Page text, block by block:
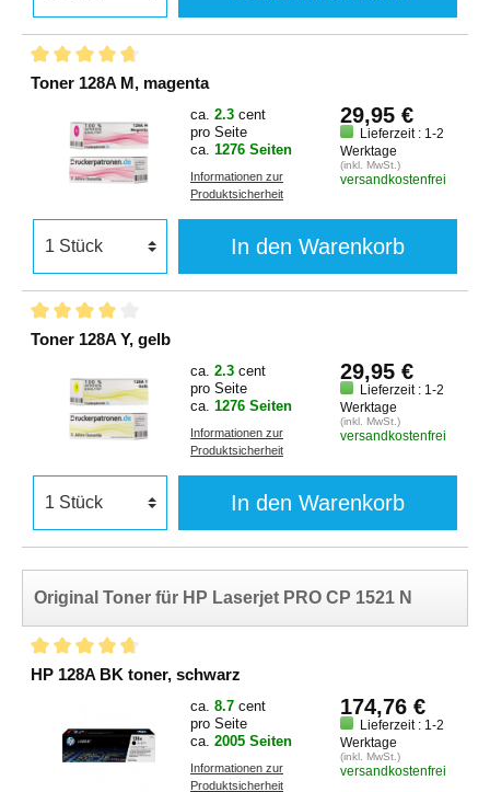
Toner 128A M, magenta
ca. 2.3 cent
pro Seite
ca. 1276 Seiten
Informationen zur
Produktsicherheit
29,95 €
Lieferzeit : 1-2
Werktage
(inkl. MwSt.)
versandkostenfrei
In den Warenkorb
Toner 128A Y, gelb
ca. 2.3 cent
pro Seite
ca. 1276 Seiten
Informationen zur
Produktsicherheit
29,95 €
Lieferzeit : 1-2
Werktage
(inkl. MwSt.)
versandkostenfrei
In den Warenkorb
Original Toner für HP Laserjet PRO CP 1521 N
HP 128A BK toner, schwarz
ca. 8.7 cent
pro Seite
ca. 2005 Seiten
Informationen zur
Produktsicherheit
174,76 €
Lieferzeit : 1-2
Werktage
(inkl. MwSt.)
versandkostenfrei